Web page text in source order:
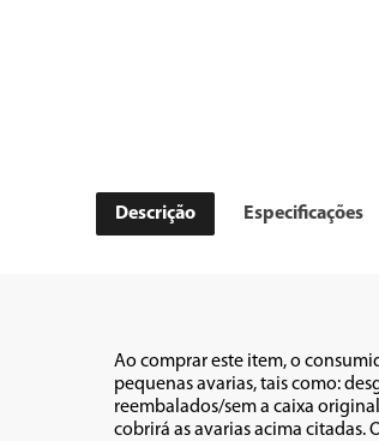
Descrição Especificações
Ao comprar este item, o
pequenas avarias, tais como:
reembalados/sem a caixa
cobrirá as avarias acima